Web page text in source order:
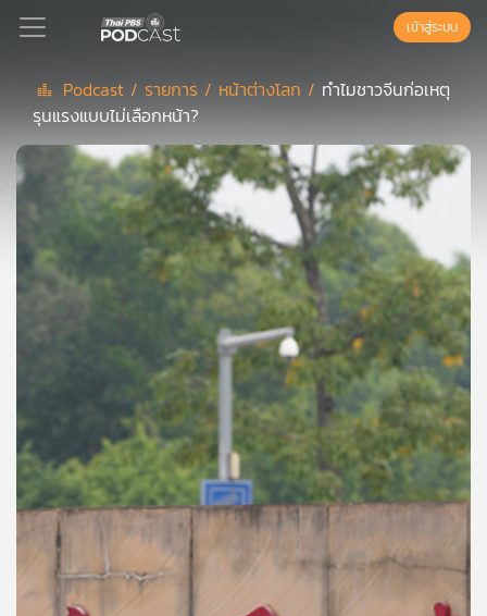
Podcast
เพล
ลิ
สต์
แนะนำ
ลิ
สต์
ของ
คุณ
เพลง
เข้าสู่ระบบ
Podcast / รายการ / หน้าต่างโลก / ทำไมชาวจีนก่อเหตุ
รุนแรงแบบไม่เลือกหน้า?